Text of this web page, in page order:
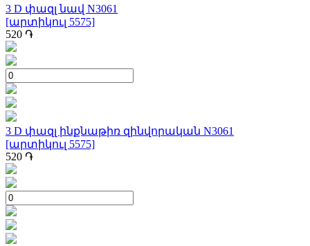
3 D փազլ նավ N3061
[արտիկուլ 5575]
520 ֏
3 D փազլ ինքնաթիռ զինվորական N3061
[արտիկուլ 5575]
520 ֏